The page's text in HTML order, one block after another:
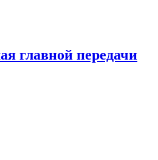
главной передачи